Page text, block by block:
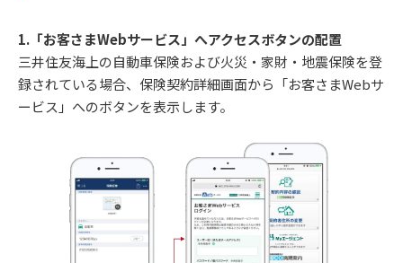
1.「お客さまWebサービス」へアクセスボタンの配置
三井住友海上の⾃動⾞保険および⽕災・家財・地震保険を登
録されている場合、保険契約詳細画⾯から「お客さまWebサ
ービス」へのボタンを表⽰します。